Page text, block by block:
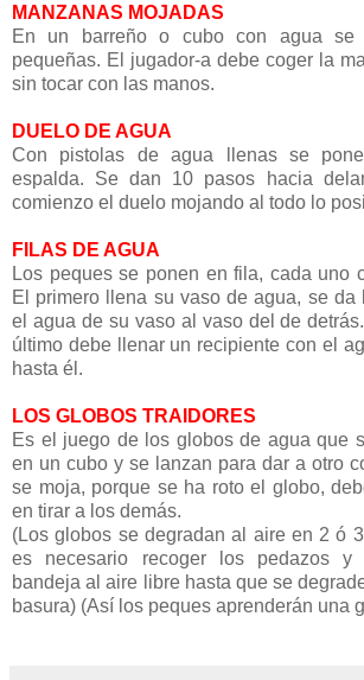
MANZANAS MOJADAS
En un barreño o cubo con agua se
pequeñas. El jugador-a debe coger la
sin tocar con las manos.
DUELO DE AGUA
Con pistolas de agua llenas se
espalda. Se dan 10 pasos hacia
comienzo el duelo mojando al todo lo
FILAS DE AGUA
Los peques se ponen en fila, cada uno
El primero llena su vaso de agua, se da
el agua de su vaso al vaso del de
último debe llenar un recipiente con el
hasta él.
LOS GLOBOS TRAIDORES
Es el juego de los globos de agua que
en un cubo y se lanzan para dar a otro
se moja, porque se ha roto el globo,
en tirar a los demás.
(Los globos se degradan al aire en 2 ó
es necesario recoger los pedazos y
bandeja al aire libre hasta que se
basura) (Así los peques aprenderán una